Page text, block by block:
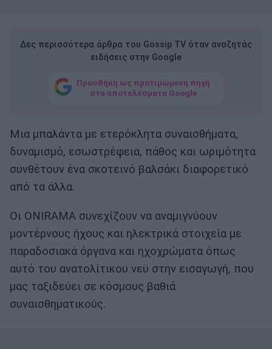
Δες περισσότερα άρθρα του Gossip TV όταν αναζητάς
ειδήσεις στην Google
Προσθήκη ως προτιμώμενη πηγή
στα αποτελέσματα Google
Μια μπαλάντα με ετερόκλητα συναισθήματα,
δυναμισμό, εσωστρέφεια, πάθος και ωριμότητα
συνθέτουν ένα σκοτεινό βαλσάκι διαφορετικό
από τα άλλα.
Οι ONIRAMA συνεχίζουν να αναμιγνύουν
μοντέρνους ήχους και ηλεκτρικά στοιχεία με
παραδοσιακά όργανα και ηχοχρώματα όπως
αυτό του ανατολίτικου νεϋ στην εισαγωγή, που
μας ταξιδεύει σε κόσμους βαθιά
συναισθηματικούς.